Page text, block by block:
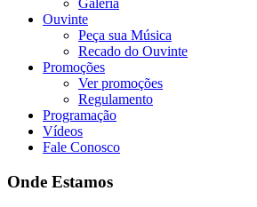
Ouvinte
Peça sua Música
Recado do Ouvinte
Promoções
Ver promoções
Regulamento
Programação
Vídeos
Fale Conosco
Onde Estamos